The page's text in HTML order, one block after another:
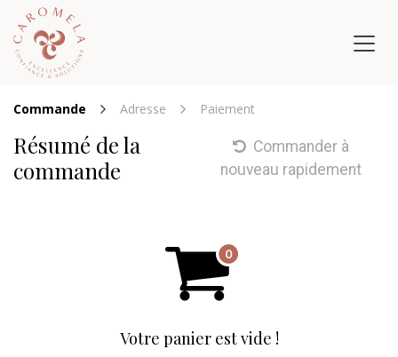
Se rendre au contenu
Commande Adresse Paiement
Résumé de la
commande
Commander à
nouveau rapidement
Votre panier est vide !